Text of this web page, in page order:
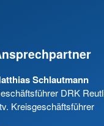
Schlautmann
DRK
Kreisgeschäftsführer